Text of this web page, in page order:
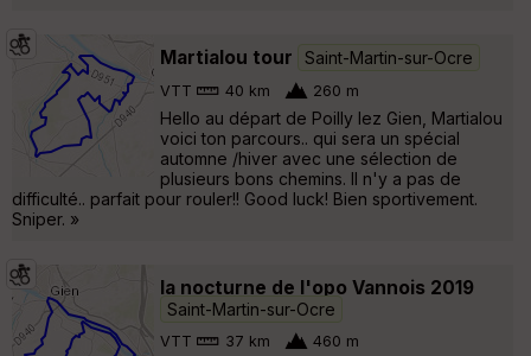
Martialou tour Saint-Martin-sur-Ocre
VTT 40 km 260 m
Hello au départ de Poilly lez Gien, Martialou
voici ton parcours.. qui sera un spécial
automne /hiver avec une sélection de
plusieurs bons chemins. Il n'y a pas de
difficulté.. parfait pour rouler!! Good luck! Bien sportivement.
Sniper. »
la nocturne de l'opo Vannois 2019
Saint-Martin-sur-Ocre
VTT 37 km 460 m